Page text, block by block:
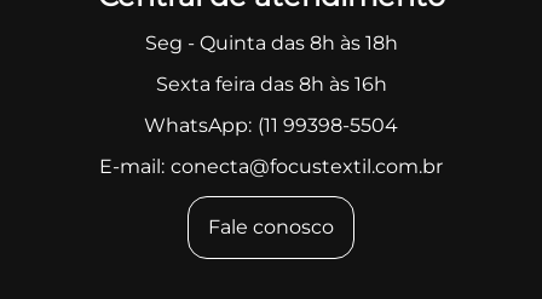
Seg - Quinta das 8h às 18h
Sexta feira das 8h às 16h
WhatsApp: (11 99398-5504
E-mail: conecta@focustextil.com.br
Fale conosco